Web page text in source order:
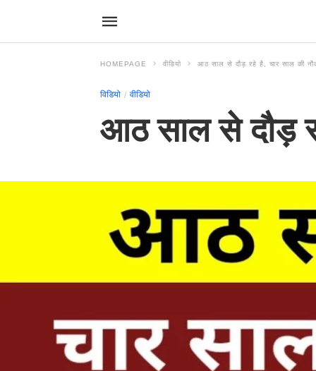
HOMEPAGE वीडियो आठ साल से दौड़ रहे है, चार साल की
विडियो वीडियो
आठ साल से दौड़